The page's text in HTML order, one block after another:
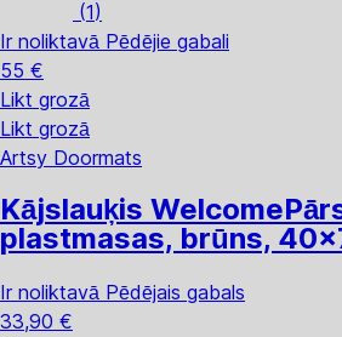
(1)
Ir noliktavā Pēdējie gabali
55 €
Likt grozā
Likt grozā
Artsy Doormats
Kājslauķis Welcome
plastmasas, brūns,
Ir noliktavā Pēdējais gabals
33,90 €